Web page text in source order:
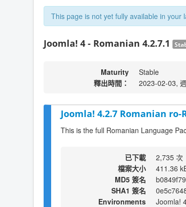
This page is not yet fully available in
Joomla! 4 - Romanian 4.2.7.1
Maturity
Stable
釋出時間：
2023-02-03,
Joomla! 4.2.7 Romanian ro-
This is the full Romanian Language
已下載
2,735 次
檔案大小
411.36
MD5 簽名
SHA1 簽名
Environments
Joomla!